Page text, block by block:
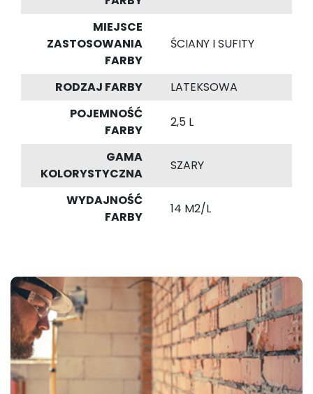
MIEJSCE
ZASTOSOWANIA
FARBY
ŚCIANY I SUFITY
RODZAJ FARBY
LATEKSOWA
POJEMNOŚĆ
FARBY
2,5 L
GAMA
KOLORYSTYCZNA
SZARY
WYDAJNOŚĆ
FARBY
14 M2/L